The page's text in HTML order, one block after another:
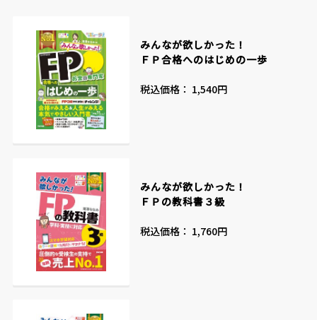
みんなが欲しかった！
ＦＰ合格へのはじめの一歩
税込価格： 1,540円
みんなが欲しかった！
ＦＰの教科書３級
税込価格： 1,760円